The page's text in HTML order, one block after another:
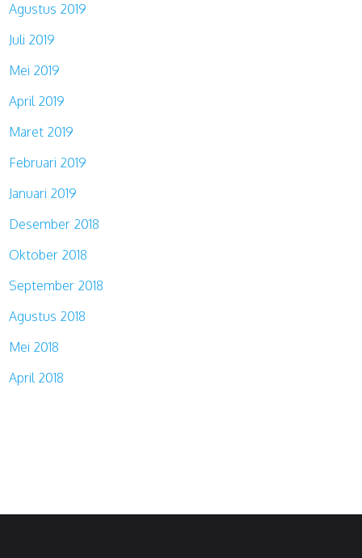
Agustus 2019
Juli 2019
Mei 2019
April 2019
Maret 2019
Februari 2019
Januari 2019
Desember 2018
Oktober 2018
September 2018
Agustus 2018
Mei 2018
April 2018